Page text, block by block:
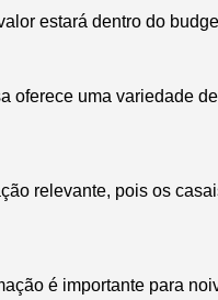
estará dentro do
uma variedade
relevante, pois os
é importante para